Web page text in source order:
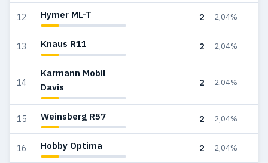
12 Hymer ML-T 2 2,04%
13 Knaus R11 2 2,04%
14
Karmann Mobil
Davis
2 2,04%
15 Weinsberg R57 2 2,04%
16 Hobby Optima 2 2,04%